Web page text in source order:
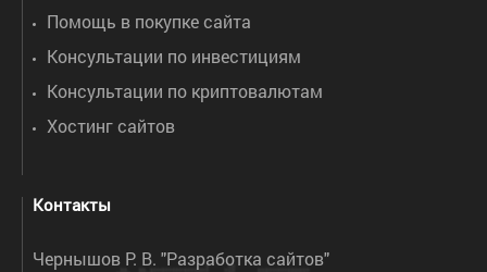
Помощь в покупке сайта
Консультации по инвестициям
Консультации по криптовалютам
Хостинг сайтов
Контакты
Чернышов Р. В. "Разработка сайтов"